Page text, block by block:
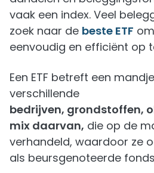
vaak een index. Veel
zoek naar de beste ETF
eenvoudig en efficiënt op
Een ETF betreft een
verschillende
bedrijven, grondstoffen,
mix daarvan, die op de
verhandeld, waardoor ze
als beursgenoteerde